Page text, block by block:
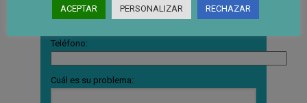
Tu Email:
Teléfono:
Cuál es su problema:
ACEPTAR PERSONALIZAR RECHAZAR